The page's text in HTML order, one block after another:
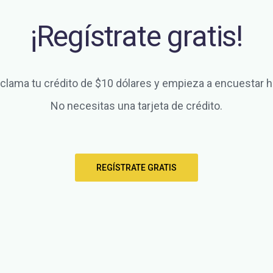
¡Regístrate gratis!
tu crédito de $10 dólares y empieza a encuestar
No necesitas una tarjeta de crédito.
REGÍSTRATE GRATIS